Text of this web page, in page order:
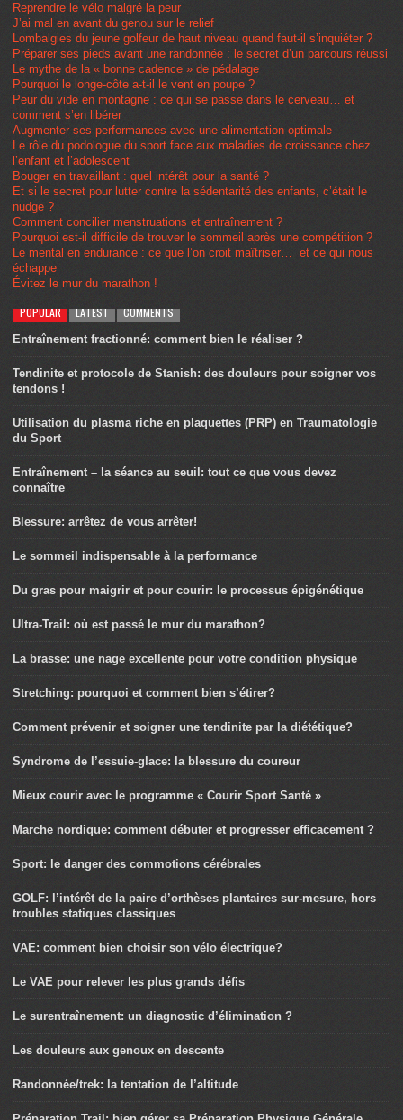
Reprendre le vélo malgré la peur
J’ai mal en avant du genou sur le relief
Lombalgies du jeune golfeur de haut niveau quand faut-il s’inquiéter ?
Préparer ses pieds avant une randonnée : le secret d’un parcours réussi
Le mythe de la « bonne cadence » de pédalage
Pourquoi le longe-côte a-t-il le vent en poupe ?
Peur du vide en montagne : ce qui se passe dans le cerveau… et
comment s’en libérer
Augmenter ses performances avec une alimentation optimale
Le rôle du podologue du sport face aux maladies de croissance chez
l’enfant et l’adolescent
Bouger en travaillant : quel intérêt pour la santé ?
Et si le secret pour lutter contre la sédentarité des enfants, c’était le
nudge ?
Comment concilier menstruations et entraînement ?
Pourquoi est-il difficile de trouver le sommeil après une compétition ?
Le mental en endurance : ce que l’on croit maîtriser… et ce qui nous
échappe
Évitez le mur du marathon !
POPULAR LATEST COMMENTS
Entraînement fractionné: comment bien le réaliser ?
Tendinite et protocole de Stanish: des douleurs pour soigner vos
tendons !
Utilisation du plasma riche en plaquettes (PRP) en Traumatologie
du Sport
Entraînement – la séance au seuil: tout ce que vous devez
connaître
Blessure: arrêtez de vous arrêter!
Le sommeil indispensable à la performance
Du gras pour maigrir et pour courir: le processus épigénétique
Ultra-Trail: où est passé le mur du marathon?
La brasse: une nage excellente pour votre condition physique
Stretching: pourquoi et comment bien s’étirer?
Comment prévenir et soigner une tendinite par la diététique?
Syndrome de l’essuie-glace: la blessure du coureur
Mieux courir avec le programme « Courir Sport Santé »
Marche nordique: comment débuter et progresser efficacement ?
Sport: le danger des commotions cérébrales
GOLF: l’intérêt de la paire d’orthèses plantaires sur-mesure, hors
troubles statiques classiques
VAE: comment bien choisir son vélo électrique?
Le VAE pour relever les plus grands défis
Le surentraînement: un diagnostic d’élimination ?
Les douleurs aux genoux en descente
Randonnée/trek: la tentation de l’altitude